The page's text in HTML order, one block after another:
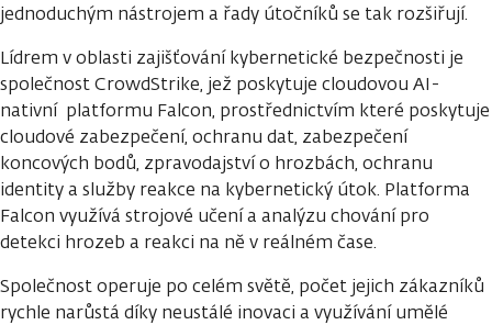
jednoduchým nástrojem a řady útočníků se tak rozšiřují.
Lídrem v oblasti zajišťování kybernetické bezpečnosti je
společnost CrowdStrike, jež poskytuje cloudovou AI-
nativní platformu Falcon, prostřednictvím které poskytuje
cloudové zabezpečení, ochranu dat, zabezpečení
koncových bodů, zpravodajství o hrozbách, ochranu
identity a služby reakce na kybernetický útok. Platforma
Falcon využívá strojové učení a analýzu chování pro
detekci hrozeb a reakci na ně v reálném čase.
Společnost operuje po celém světě, počet jejich zákazníků
rychle narůstá díky neustálé inovaci a využívání umělé